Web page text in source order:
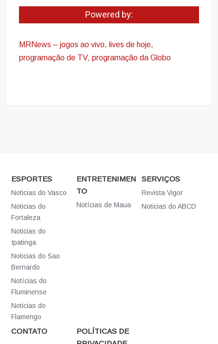
Powered by:
MRNews – jogos ao vivo, lives de hoje,
programação de TV, programação da Globo
ESPORTES
Noticias do Vasco
Noticias do
Fortaleza
Noticias do
Ipatinga
Noticias do Sao
Bernardo
Notícias do
Fluminense
Noticias do
Flamengo
ENTRETENIMEN
TO
Notícias de Maua
SERVIÇOS
Revista Vigor
Noticias do ABCD
CONTATO
POLÍTICAS DE